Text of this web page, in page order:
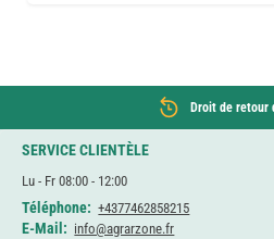
Droit de retour
SERVICE CLIENTÈLE
Lu - Fr 08:00 - 12:00
Téléphone: +4377462858215
E-Mail: info@agrarzone.fr